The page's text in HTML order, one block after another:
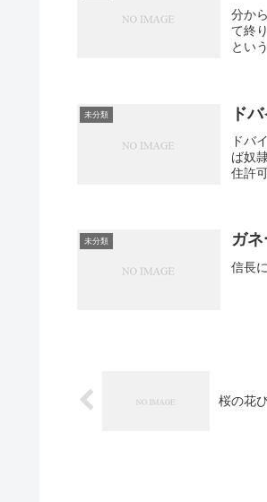
分か
て終
とい
未分類 ド
ドバ
ば奴
住許
未分類 ガ
信長
桜の花